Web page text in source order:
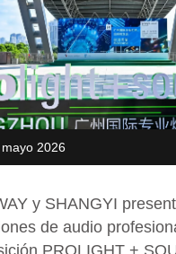
2026
y SHANGYI
de audio
PROLIGHT +